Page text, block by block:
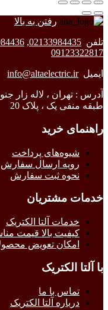
رفتن به بالا
تلفن 02133984435
,
09123322817
ایمیلinfo@altaelectric.ir
آدرس : تهران ، لاله زار
طبقه منفی یک ، پلاک 20
راهنمای خرید
شیوه‌های پرداخت
رویه ارسال سفارش
نحوه ثبت سفارش
خدمات مشتریان
خدمات آلتا الکتریک
کیفیت بالا قیمت
امکان تعویض
با آلتا الکتریک
تماس با ما
درباره آلتا الکتریک